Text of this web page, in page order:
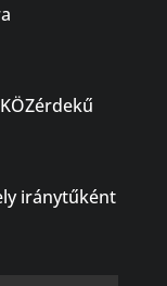
iránytűként